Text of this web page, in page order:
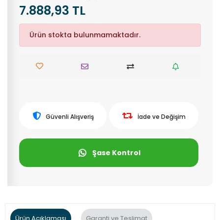
7.888,93 TL
Ürün stokta bulunmamaktadır.
Güvenli Alışveriş İade ve Değişim
Şase Kontrol